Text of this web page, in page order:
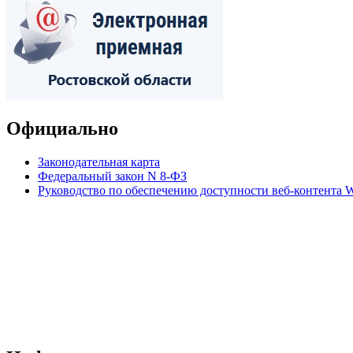
Официально
Законодательная карта
Федеральный закон N 8-ФЗ
Руководство по обеспечению доступности веб-контента